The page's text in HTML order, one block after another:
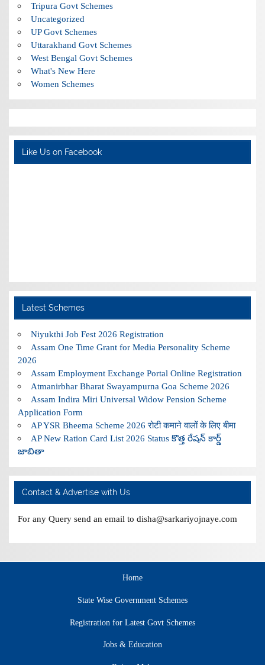
Tripura Govt Schemes
Uncategorized
UP Govt Schemes
Uttarakhand Govt Schemes
West Bengal Govt Schemes
What's New Here
Women Schemes
Like Us on Facebook
Latest Schemes
Niyukthi Job Fest 2026 Registration
Assam One Time Grant for Media Personality Scheme
2026
Assam Employment Exchange Portal Online Registration
Atmanirbhar Bharat Swayampurna Goa Scheme 2026
Assam Indira Miri Universal Widow Pension Scheme
Application Form
AP YSR Bheema Scheme 2026 रोटी कमाने वालों के लिए बीमा
AP New Ration Card List 2026 Status కొత్త రేషన్ కార్డ్
జాబితా
Contact & Advertise with Us
For any Query send an email to disha@sarkariyojnaye.com
Home
State Wise Government Schemes
Registration for Latest Govt Schemes
Jobs & Education